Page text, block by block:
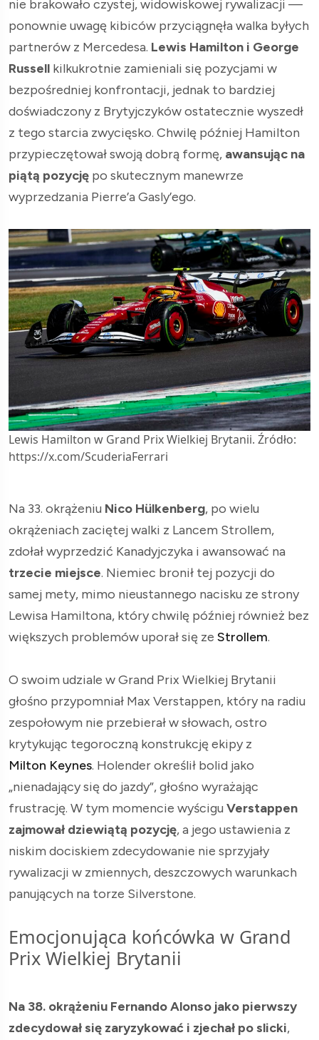
nie brakowało czystej, widowiskowej rywalizacji —
ponownie uwagę kibiców przyciągnęła walka byłych
partnerów z Mercedesa. Lewis Hamilton i George
Russell kilkukrotnie zamieniali się pozycjami w
bezpośredniej konfrontacji, jednak to bardziej
doświadczony z Brytyjczyków ostatecznie wyszedł
z tego starcia zwycięsko. Chwilę później Hamilton
przypieczętował swoją dobrą formę, awansując na
piątą pozycję po skutecznym manewrze
wyprzedzania Pierre’a Gasly’ego.
Lewis Hamilton w Grand Prix Wielkiej Brytanii. Źródło:
https://x.com/ScuderiaFerrari
Na 33. okrążeniu Nico Hülkenberg, po wielu
okrążeniach zaciętej walki z Lancem Strollem,
zdołał wyprzedzić Kanadyjczyka i awansować na
trzecie miejsce. Niemiec bronił tej pozycji do
samej mety, mimo nieustannego nacisku ze strony
Lewisa Hamiltona, który chwilę później również bez
większych problemów uporał się ze Strollem.
O swoim udziale w Grand Prix Wielkiej Brytanii
głośno przypomniał Max Verstappen, który na radiu
zespołowym nie przebierał w słowach, ostro
krytykując tegoroczną konstrukcję ekipy z
Milton Keynes. Holender określił bolid jako
„nienadający się do jazdy”, głośno wyrażając
frustrację. W tym momencie wyścigu Verstappen
zajmował dziewiątą pozycję, a jego ustawienia z
niskim dociskiem zdecydowanie nie sprzyjały
rywalizacji w zmiennych, deszczowych warunkach
panujących na torze Silverstone.
Emocjonująca końcówka w Grand
Prix Wielkiej Brytanii
Na 38. okrążeniu Fernando Alonso jako pierwszy
zdecydował się zaryzykować i zjechał po slicki,